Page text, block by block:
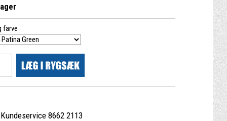
farve
Kundeservice 8662 2113